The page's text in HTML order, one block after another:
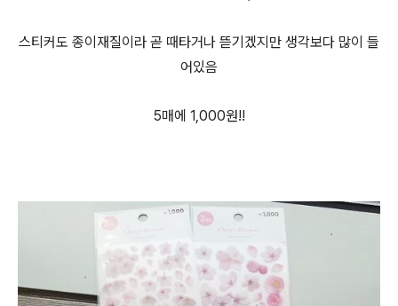
스티커도 종이재질이라 곧 때타거나 뜯기겠지만 생각보다 많이 들
어있음
5매에 1,000원!!